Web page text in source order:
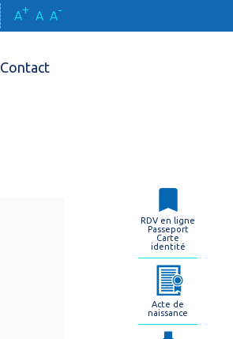
A+ A A-
Contact
RDV en ligne
Passeport
Carte
identité
Acte de
naissance